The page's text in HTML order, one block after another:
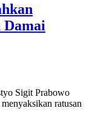
Damai
Sigit Prabowo
ratusan